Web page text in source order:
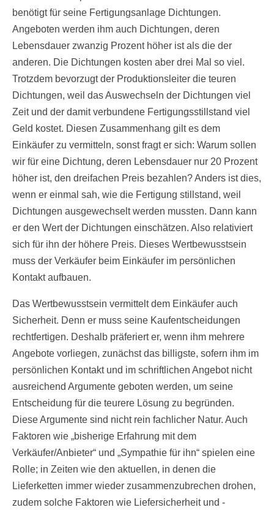
benötigt für seine Fertigungsanlage Dichtungen.
Angeboten werden ihm auch Dichtungen, deren
Lebensdauer zwanzig Prozent höher ist als die der
anderen. Die Dichtungen kosten aber drei Mal so viel.
Trotzdem bevorzugt der Produktionsleiter die teuren
Dichtungen, weil das Auswechseln der Dichtungen viel
Zeit und der damit verbundene Fertigungsstillstand viel
Geld kostet. Diesen Zusammenhang gilt es dem
Einkäufer zu vermitteln, sonst fragt er sich: Warum sollen
wir für eine Dichtung, deren Lebensdauer nur 20 Prozent
höher ist, den dreifachen Preis bezahlen? Anders ist dies,
wenn er einmal sah, wie die Fertigung stillstand, weil
Dichtungen ausgewechselt werden mussten. Dann kann
er den Wert der Dichtungen einschätzen. Also relativiert
sich für ihn der höhere Preis. Dieses Wertbewusstsein
muss der Verkäufer beim Einkäufer im persönlichen
Kontakt aufbauen.
Das Wertbewusstsein vermittelt dem Einkäufer auch
Sicherheit. Denn er muss seine Kaufentscheidungen
rechtfertigen. Deshalb präferiert er, wenn ihm mehrere
Angebote vorliegen, zunächst das billigste, sofern ihm im
persönlichen Kontakt und im schriftlichen Angebot nicht
ausreichend Argumente geboten werden, um seine
Entscheidung für die teurere Lösung zu begründen.
Diese Argumente sind nicht rein fachlicher Natur. Auch
Faktoren wie „bisherige Erfahrung mit dem
Verkäufer/Anbieter“ und „Sympathie für ihn“ spielen eine
Rolle; in Zeiten wie den aktuellen, in denen die
Lieferketten immer wieder zusammenzubrechen drohen,
zudem solche Faktoren wie Liefersicherheit und -